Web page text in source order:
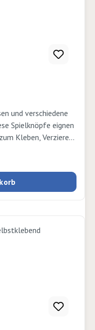
und verschiedene
Spielknöpfe eignen
Kleben, Verzieren,
normal und
an der frischen
nicht